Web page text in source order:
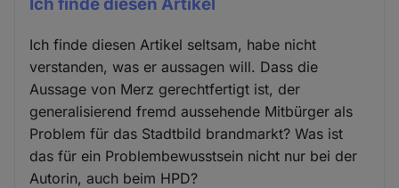
Ich finde diesen Artikel seltsam, habe nicht
verstanden, was er aussagen will. Dass die
Aussage von Merz gerechtfertigt ist, der
generalisierend fremd aussehende Mitbürger als
Problem für das Stadtbild brandmarkt? Was ist
das für ein Problembewusstsein nicht nur bei der
Autorin, auch beim HPD?